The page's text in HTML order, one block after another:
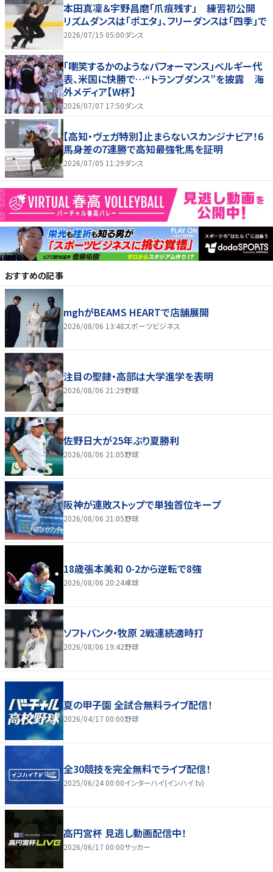
本田真凜＆宇野昌磨「爪痕残す」 練習初公開
リズムダンスは「ポエタ」、フリーダンスは「四季」で
2026/07/15 05:00ダンス
「嘲笑するかのようなパフォーマンス」ベルギー代
表、米国に快勝で…“トランプダンス”を披露 海
外メディア【W杯】
2026/07/07 17:50ダンス
【高知・ヴェガ特別】止まらないスカンジナビア！6
馬身差の7連勝で高知最強牝馬を証明
2026/07/05 11:29ダンス
おすすめの記事
mghがBEAMS HEARTで店舗展開
2026/08/06 13:48スポーツビジネス
注目の聖隷・高部は大学進学を表明
2026/08/06 21:29野球
佐野日大が25年ぶり夏勝利
2026/08/06 21:05野球
阪神が連敗ストップで単独首位キープ
2026/08/06 21:05野球
18歳張本美和 0-2から逆転で8強
2026/08/06 20:24卓球
ソフトバンク・牧原 2戦連続適時打
2026/08/06 19:42野球
夏の甲子園 全試合無料ライブ配信！
2026/04/17 00:00野球
全30競技を完全無料でライブ配信！
2025/06/24 00:00インターハイ(インハイ.tv)
高円宮杯 見逃し動画配信中！
2026/06/17 00:00サッカー